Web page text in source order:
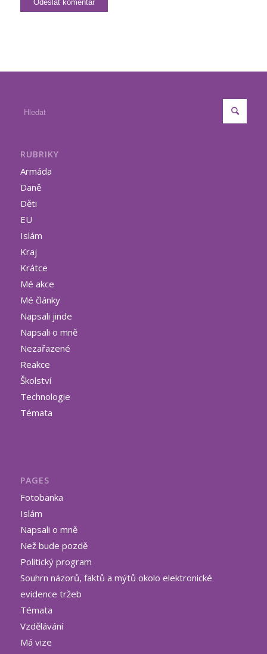
RUBRIKY
Armáda
Daně
Děti
EU
Islám
Kraj
Krátce
Mé akce
Mé články
Napsali jinde
Napsali o mně
Nezařazené
Reakce
Školství
Technologie
Témata
PAGES
Fotobanka
Islám
Napsali o mně
Než bude pozdě
Politický program
Souhrn názorů, faktů a mýtů okolo elektronické
evidence tržeb
Témata
Vzdělávání
Má vize